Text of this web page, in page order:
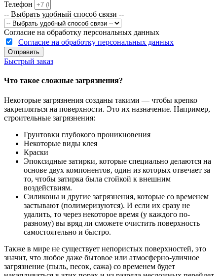
Телефон
-- Выбрать удобный способ связи --
Согласие на обработку персональных данных
Согласие на обработку персональных данных
Отправить
Быстрый заказ
Что такое сложные загрязнения?
Некоторые загрязнения созданы такими — чтобы крепко
закрепляться на поверхности. Это их назначение. Например,
строительные загрязнения:
Грунтовки глубокого проникновения
Некоторые виды клея
Краски
Эпоксидные затирки, которые специально делаются на
основе двух компонентов, один из которых отвечает за
то, чтобы затирка была стойкой к внешним
воздействиям.
Силиконы и другие загрязнения, которые со временем
застывают (полимеризуются). И если их сразу не
удалить, то через некоторое время (у каждого по-
разному) вы вряд ли сможете очистить поверхность
самостоятельно и быстро.
Также в мире не существует непористых поверхностей, это
значит, что любое даже бытовое или атмосферно-уличное
загрязнение (пыль, песок, сажа) со временем будет